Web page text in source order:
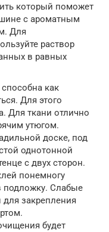
который поможет
с ароматным
Для
раствор
в равных
как
Для этого
Для ткани отлично
утюгом.
доске, под
однотонной
с двух сторон.
понемногу
подложку. Слабые
закрепления
будет